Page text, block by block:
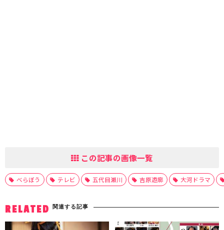
この記事の画像一覧
べらぼう テレビ 五代目瀬川 吉原遊廓 大河ドラマ
RELATED 関連する記事